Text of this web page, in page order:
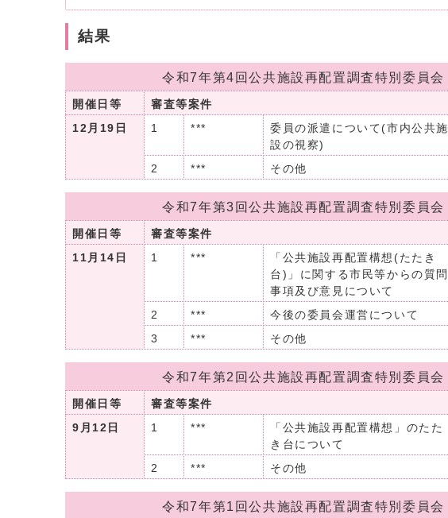
結果
令和7年第4回公共施設再配置調査特別委員会
開催日等 審査等案件
12月19日
1 ***
委員の派遣について(市内公共施
設の視察)
2 *** その他
令和7年第3回公共施設再配置調査特別委員会
開催日等 審査等案件
11月14日
1 ***
「公共施設再配置構想(たたき
台)」に関する市民等からの質問
事項及び意見について
2 *** 今後の委員会運営について
3
*** その他
令和7年第2回公共施設再配置調査特別委員会
開催日等 審査等案件
9月12日
1 ***
「公共施設再配置構想」のたた
き台について
2 *** その他
令和7年第1回公共施設再配置調査特別委員会